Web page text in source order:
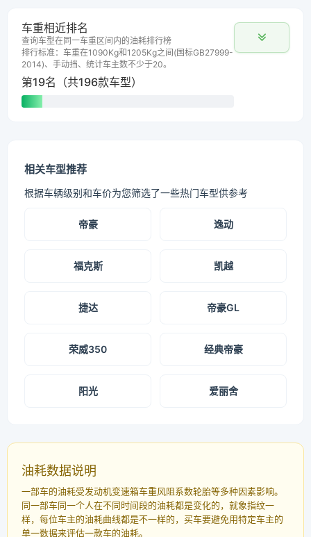
车重相近排名
查询车型在同一车重区间内的油耗排行榜
排行标准：车重在1090Kg和1205Kg之间(国标GB27999-
2014)、手动挡、统计车主数不少于20。
第19名（共196款车型）
相关车型推荐
根据车辆级别和车价为您筛选了一些热门车型供参考
帝豪 逸动
福克斯 凯越
捷达 帝豪GL
荣威350 经典帝豪
阳光 爱丽舍
油耗数据说明
一部车的油耗受发动机变速箱车重风阻系数轮胎等多种因素影响。
同一部车同一个人在不同时间段的油耗都是变化的，就象指纹一
样，每位车主的油耗曲线都是不一样的，买车要避免用特定车主的
单一数据来评估一款车的油耗。